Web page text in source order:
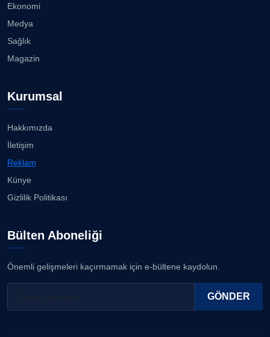
Ekonomi
Medya
Sağlık
Magazin
Kurumsal
Hakkımızda
İletişim
Reklam
Künye
Gizlilik Politikası
Bülten Aboneliği
Önemli gelişmeleri kaçırmamak için e-bültene kaydolun.
GÖNDER